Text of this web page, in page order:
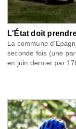
L'État doit
La commune
seconde fois (une
en juin dernier par